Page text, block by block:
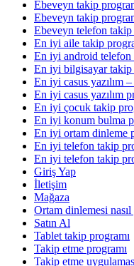
Ebeveyn takip
Ebeveyn takip
Ebeveyn telefon takip
En iyi aile takip
En iyi android telefon
En iyi bilgisayar takip
En iyi casus yazılım
En iyi casus yazılım
En iyi çocuk takip
En iyi konum bulma
En iyi ortam dinleme
En iyi telefon takip
En iyi telefon takip
Giriş Yap
İletişim
Mağaza
Ortam dinlemesi nasıl
Satın Al
Tablet takip programı
Takip etme programı
Takip etme